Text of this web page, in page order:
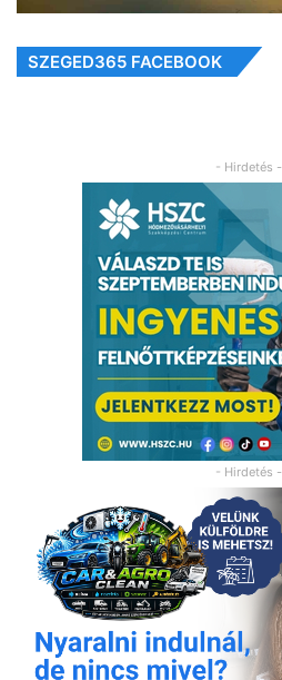
SZEGED365 FACEBOOK
- Hirdetés -
- Hirdetés -